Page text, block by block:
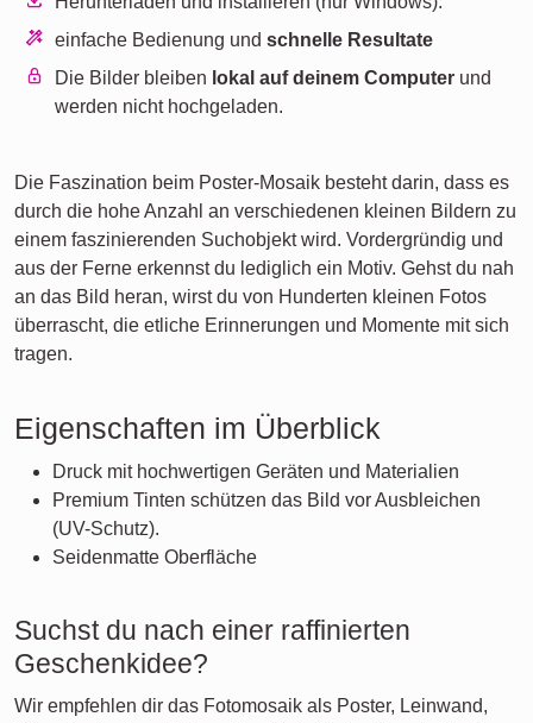
einfache Bedienung undschnelle Resultate
Die Bilder bleiben lokal auf deinem Computer und
werden nicht hochgeladen.
Die Faszination beim Poster-Mosaik besteht darin, dass es
durch die hohe Anzahl an verschiedenen kleinen Bildern zu
einem faszinierenden Suchobjekt wird. Vordergründig und
aus der Ferne erkennst du lediglich ein Motiv. Gehst du nah
an das Bild heran, wirst du von Hunderten kleinen Fotos
überrascht, die etliche Erinnerungen und Momente mit sich
tragen.
Eigenschaften im Überblick
Druck mit hochwertigen Geräten und Materialien
Premium Tinten schützen das Bild vor Ausbleichen
(UV-Schutz).
Seidenmatte Oberfläche
Suchst du nach einer raffinierten
Geschenkidee?
Wir empfehlen dir das Fotomosaik als Poster, Leinwand,